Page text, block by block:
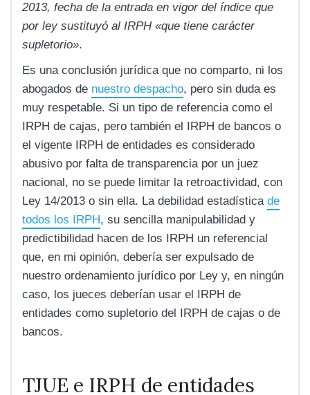
2013, fecha de la entrada en vigor del índice que
por ley sustituyó al IRPH «que tiene carácter
supletorio».
Es una conclusión jurídica que no comparto, ni los
abogados de nuestro despacho, pero sin duda es
muy respetable. Si un tipo de referencia como el
IRPH de cajas, pero también el IRPH de bancos o
el vigente IRPH de entidades es considerado
abusivo por falta de transparencia por un juez
nacional, no se puede limitar la retroactividad, con
Ley 14/2013 o sin ella. La debilidad estadística de
todos los IRPH, su sencilla manipulabilidad y
predictibilidad hacen de los IRPH un referencial
que, en mi opinión, debería ser expulsado de
nuestro ordenamiento jurídico por Ley y, en ningún
caso, los jueces deberían usar el IRPH de
entidades como supletorio del IRPH de cajas o de
bancos.
TJUE e IRPH de entidades